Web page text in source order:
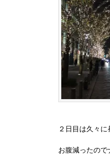
２日目は久々
お腹減ったの